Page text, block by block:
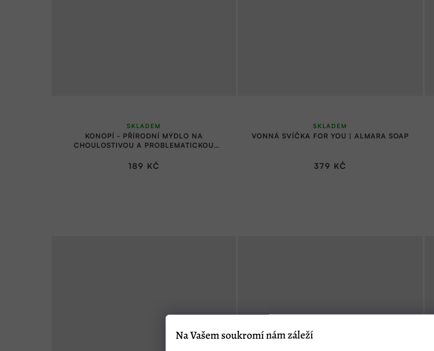
Na Vašem soukromí nám záleží
KONOPÍ - PŘÍRODNÍ MÝDLO NA
CHOULOSTIVOU A PROBLEMATICKOU
SKLADEM
189 KČ
VONNÁ SVÍČKA FOR YOU | ALMARA SOAP
SKLADEM
379 KČ